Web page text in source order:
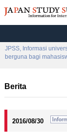
JPSS, Informasi
berguna bagi
Berita
2016/08/30